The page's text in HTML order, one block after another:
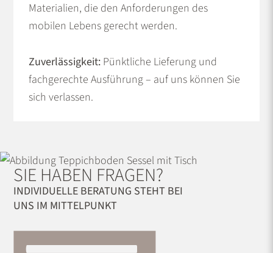
Materialien, die den Anforderungen des
mobilen Lebens gerecht werden.
Zuverlässigkeit: Pünktliche Lieferung und
fachgerechte Ausführung – auf uns können Sie
sich verlassen.
SIE HABEN FRAGEN?
INDIVIDUELLE BERATUNG STEHT BEI
UNS IM MITTELPUNKT